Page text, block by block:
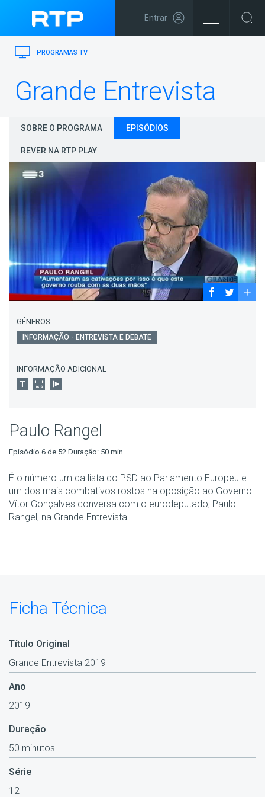
Entrar
PROGRAMAS TV
Grande Entrevista
SOBRE O PROGRAMA EPISÓDIOS
REVER NA RTP PLAY
GÉNEROS
INFORMAÇÃO - ENTREVISTA E DEBATE
INFORMAÇÃO ADICIONAL
Paulo Rangel
Episódio 6 de 52 Duração: 50 min
É o número um da lista do PSD ao Parlamento Europeu e
um dos mais combativos rostos na oposição ao Governo.
Vítor Gonçalves conversa com o eurodeputado, Paulo
Rangel, na Grande Entrevista.
Ficha Técnica
Título Original
Grande Entrevista 2019
Ano
2019
Duração
50 minutos
Série
12